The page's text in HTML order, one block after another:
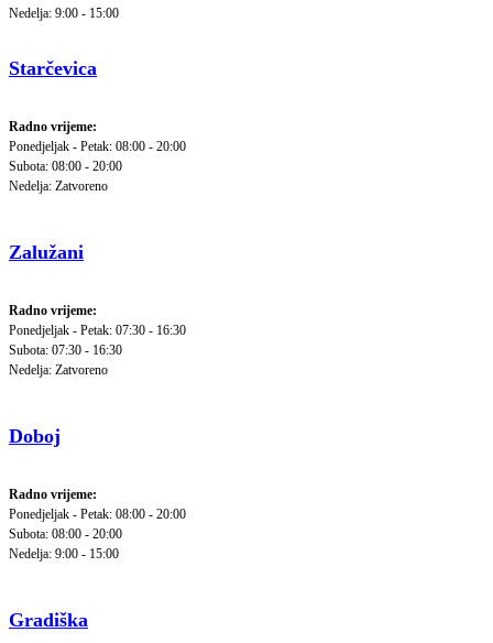
Nedelja: 9:00 - 15:00
Starčevica
Radno vrijeme:
Ponedjeljak - Petak: 08:00 - 20:00
Subota: 08:00 - 20:00
Nedelja: Zatvoreno
Zalužani
Radno vrijeme:
Ponedjeljak - Petak: 07:30 - 16:30
Subota: 07:30 - 16:30
Nedelja: Zatvoreno
Doboj
Radno vrijeme:
Ponedjeljak - Petak: 08:00 - 20:00
Subota: 08:00 - 20:00
Nedelja: 9:00 - 15:00
Gradiška